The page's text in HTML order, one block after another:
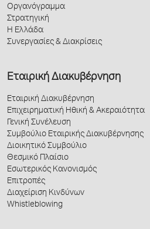
Οργανόγραμμα
Στρατηγική
Η Ελλάδα
Συνεργασίες & Διακρίσεις
Εταιρική Διακυβέρνηση
Εταιρική Διακυβέρνηση
Επιχειρηματική Ηθική & Ακεραιότητα
Γενική Συνέλευση
Συμβούλιο Εταιρικής Διακυβέρνησης
Διοικητικό Συμβούλιο
Θεσμικό Πλαίσιο
Εσωτερικός Κανονισμός
Επιτροπές
Διαχείριση Κινδύνων
Whistleblowing